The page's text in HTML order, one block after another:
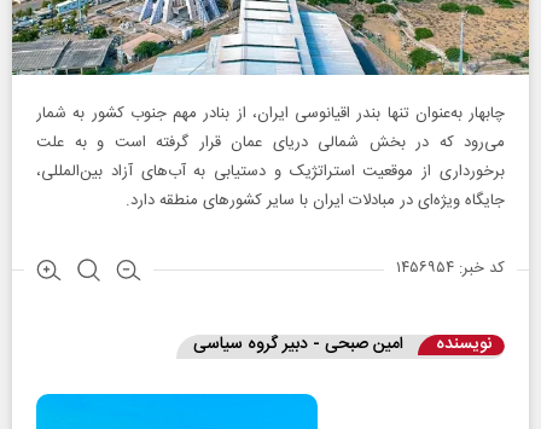
چابهار به‌عنوان تنها بندر اقیانوسی ایران، از بنادر مهم جنوب کشور به شمار
می‌رود که در بخش شمالی دریای عمان قرار گرفته است و به علت
برخورداری از موقعیت استراتژیک و دستیابی به آب‌های آزاد بین‌المللی،
جایگاه ویژه‌ای در مبادلات ایران با سایر کشورهای منطقه دارد.
کد خبر: ۱۴۵۶۹۵۴
نویسنده امین صبحی - دبیر گروه سیاسی